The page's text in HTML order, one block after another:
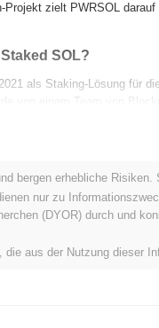
zielt PWRSOL
SOL?
als Staking-Lösung für
von einem Team von
half, seine Präsenz auf
an?
sich auf eine spannende
Mechanismen und die
Ökosystems zu
bergen erhebliche
nur zu
(DYOR) durch und
aus der Nutzung dieser